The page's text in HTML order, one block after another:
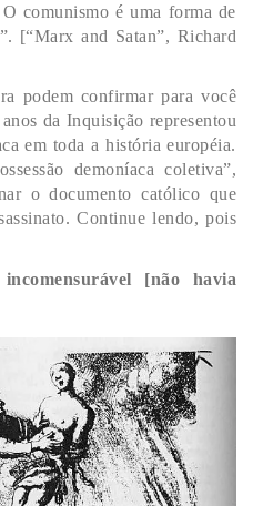
comunismo é uma forma de
[“Marx and Satan”, Richard
podem confirmar para você
da Inquisição representou
em toda a história européia.
demoníaca coletiva”,
o documento católico que
Continue lendo, pois
[não havia